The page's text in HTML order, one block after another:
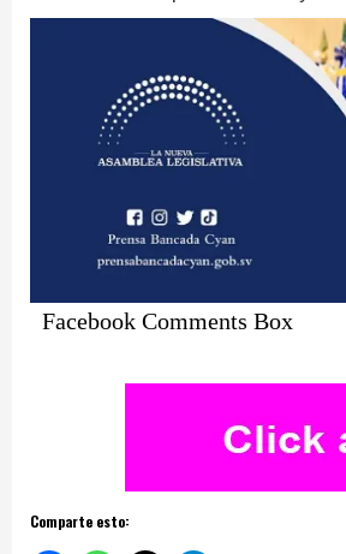
Facebook Comments Box
Comparte esto: